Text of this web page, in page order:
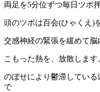
両足を5分位ずつ毎日ツボ
頭のツボは百会(ひゃくえ)
交感神経の緊張を緩めて脳
こもった熱を、放散します
のぼせにより鬱滞してい
で